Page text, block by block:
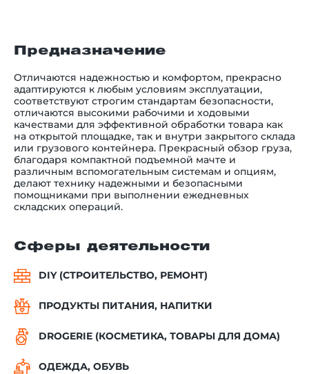
Предназначение
Отличаются надежностью и комфортом, прекрасно
адаптируются к любым условиям эксплуатации,
соответствуют строгим стандартам безопасности,
отличаются высокими рабочими и ходовыми
качествами для эффективной обработки товара как
на открытой площадке, так и внутри закрытого склада
или грузового контейнера. Прекрасный обзор груза,
благодаря компактной подъемной мачте и
различным вспомогательным системам и опциям,
делают технику надежными и безопасными
помощниками при выполнении ежедневных
складских операций.
Сферы деятельности
DIY (СТРОИТЕЛЬСТВО, РЕМОНТ)
ПРОДУКТЫ ПИТАНИЯ, НАПИТКИ
DROGERIE (КОСМЕТИКА, ТОВАРЫ ДЛЯ ДОМА)
ОДЕЖДА, ОБУВЬ